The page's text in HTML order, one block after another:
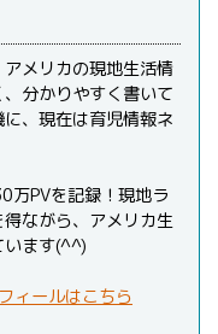
メリカの現地生活情
分かりやすく書いて
、現在は育児情報ネ
PVを記録！現地ラ
ながら、アメリカ生
います(^^)
ィールはこちら